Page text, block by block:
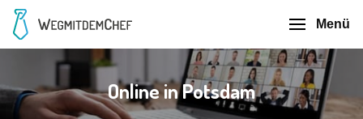
Menü
Online in Potsdam